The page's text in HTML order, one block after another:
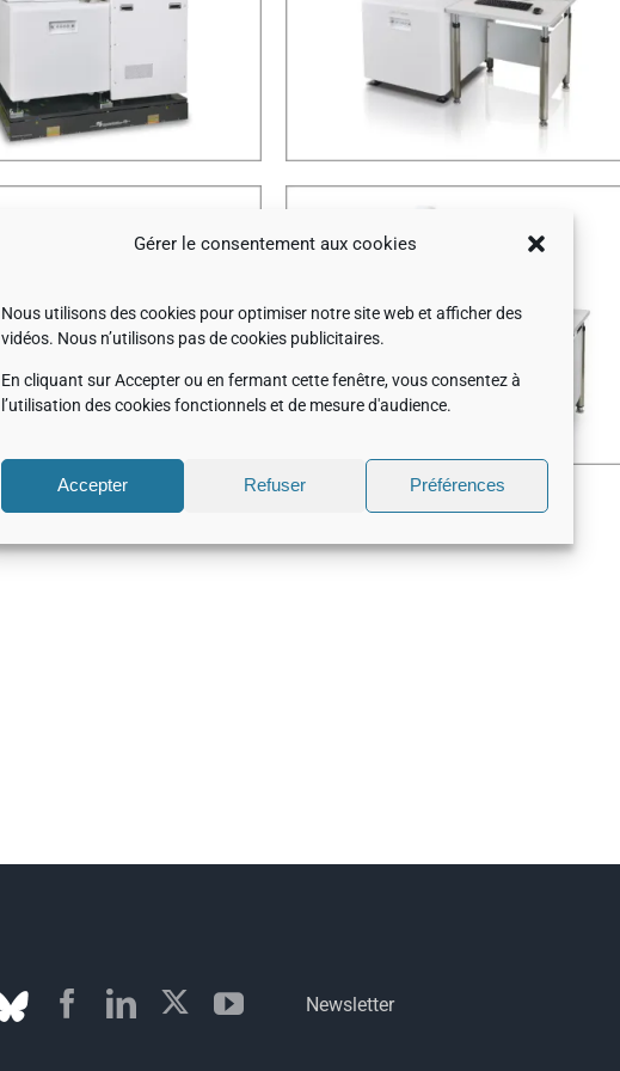
Gérer le consentement aux cookies
Nous utilisons des cookies pour optimiser notre site web et afficher des
vidéos. Nous n’utilisons pas de cookies publicitaires.
En cliquant sur Accepter ou en fermant cette fenêtre, vous consentez à
l’utilisation des cookies fonctionnels et de mesure d'audience.
Accepter Refuser Préférences
JSM-IT710HR JSM-IT810
JSM-IT210
JSM-IT510
avec fonction Simple SEM™
Newsletter